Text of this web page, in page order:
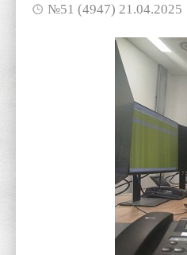
№51 (4947) 21.04.2025